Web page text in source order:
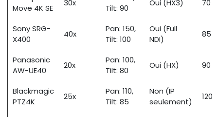
Move 4K SE
30x
Tilt: 90
Oui (HX3) 70
Sony SRG-
X400
40x
Pan: 150,
Tilt: 100
Oui (Full
NDI)
85
Panasonic
AW-UE40
20x
Pan: 100,
Tilt: 80
Oui (HX) 90
Blackmagic
PTZ4K
25x
Pan: 110,
Tilt: 85
Non (IP
seulement)
120